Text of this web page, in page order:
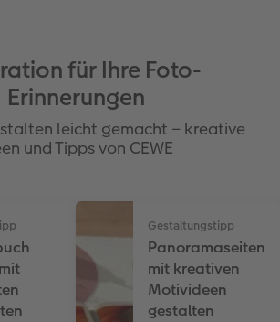
für Ihre Foto-
Erinnerungen
leicht gemacht – kreative
und Tipps von CEWE
Gestaltungstipp
Panoramaseiten
mit kreativen
Motivideen
gestalten